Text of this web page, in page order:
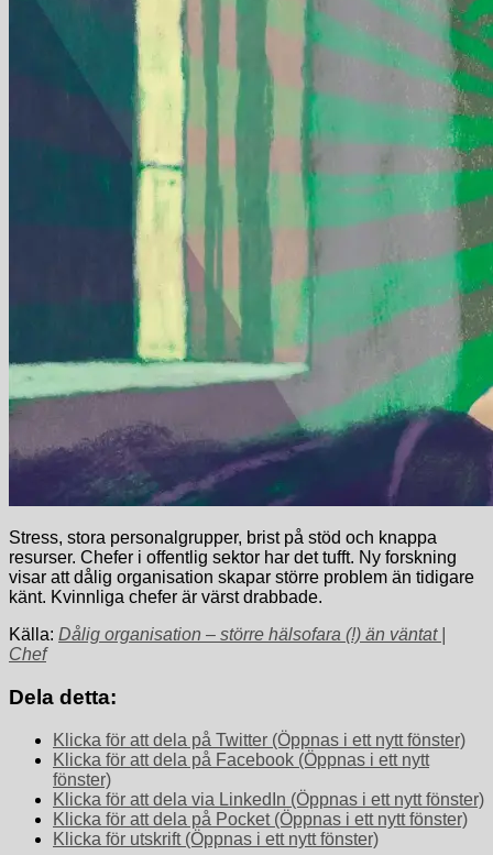
Stress, stora personalgrupper, brist på stöd och knappa
resurser. Chefer i offentlig sektor har det tufft. Ny forskning
visar att dålig organisation skapar större problem än tidigare
känt. Kvinnliga chefer är värst drabbade.
Källa: Dålig organisation – större hälsofara (!) än väntat |
Chef
Dela detta:
Klicka för att dela på Twitter (Öppnas i ett nytt fönster)
Klicka för att dela på Facebook (Öppnas i ett nytt
fönster)
Klicka för att dela via LinkedIn (Öppnas i ett nytt fönster)
Klicka för att dela på Pocket (Öppnas i ett nytt fönster)
Klicka för utskrift (Öppnas i ett nytt fönster)